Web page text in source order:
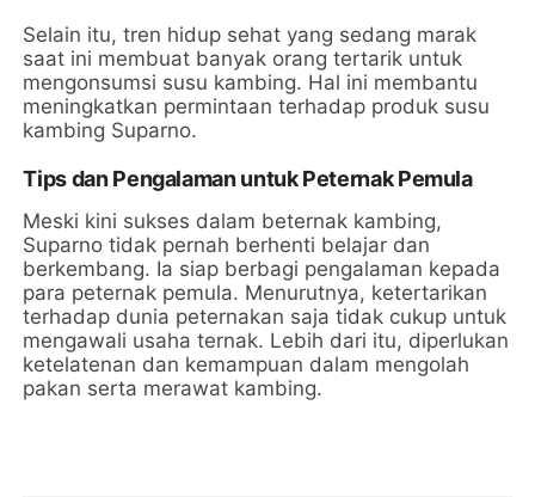
Selain itu, tren hidup sehat yang sedang marak
saat ini membuat banyak orang tertarik untuk
mengonsumsi susu kambing. Hal ini membantu
meningkatkan permintaan terhadap produk susu
kambing Suparno.
Tips dan Pengalaman untuk Peternak Pemula
Meski kini sukses dalam beternak kambing,
Suparno tidak pernah berhenti belajar dan
berkembang. Ia siap berbagi pengalaman kepada
para peternak pemula. Menurutnya, ketertarikan
terhadap dunia peternakan saja tidak cukup untuk
mengawali usaha ternak. Lebih dari itu, diperlukan
ketelatenan dan kemampuan dalam mengolah
pakan serta merawat kambing.